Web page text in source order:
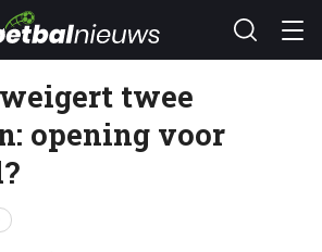
twee
opening voor